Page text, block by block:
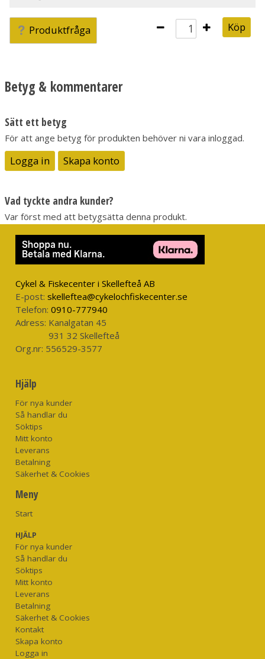
Produktfråga Köp
Betyg & kommentarer
Sätt ett betyg
För att ange betyg för produkten behöver ni vara inloggad.
Logga in Skapa konto
Vad tyckte andra kunder?
Var först med att betygsätta denna produkt.
Cykel & Fiskecenter i Skellefteå AB
E-post: skelleftea@cykelochfiskecenter.se
Telefon: 0910-777940
Adress: Kanalgatan 45
931 32 Skellefteå
Org.nr: 556529-3577
Hjälp
För nya kunder
Så handlar du
Söktips
Mitt konto
Leverans
Betalning
Säkerhet & Cookies
Meny
Start
HJÄLP
För nya kunder
Så handlar du
Söktips
Mitt konto
Leverans
Betalning
Säkerhet & Cookies
Kontakt
Skapa konto
Logga in